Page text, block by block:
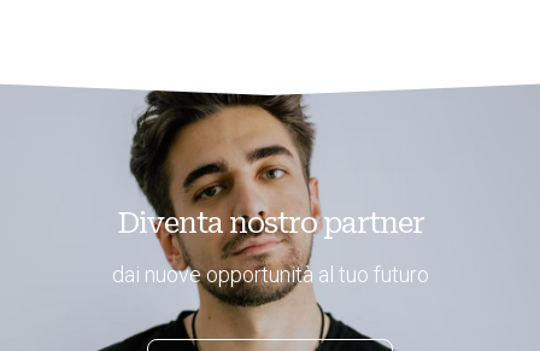
Diventa nostro partner
dai nuove opportunità al tuo futuro